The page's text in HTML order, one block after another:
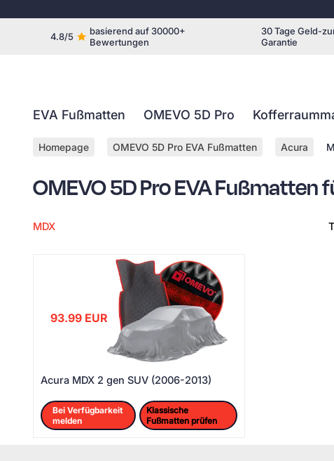
4.8/5
basierend auf 30000+
Bewertungen
30 Tage Geld-
Garantie
EVA Fußmatten OMEVO 5D Pro
Homepage OMEVO 5D Pro EVA Fußmatten Acura
OMEVO 5D Pro EVA Fußmatten
MDX
93.99 EUR
Acura MDX 2 gen SUV (2006-2013)
Bei Verfügbarkeit
melden
Klassische
Fußmatten prüfen